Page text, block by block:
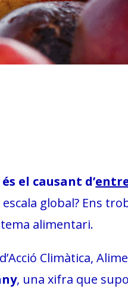
el causant d’
escala global? Ens
alimentari.
Climàtica,
, una xifra que